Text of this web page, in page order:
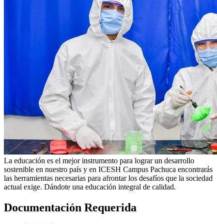
La educación es el mejor instrumento para lograr un desarrollo
sostenible en nuestro país y en ICESH Campus Pachuca encontrarás
las herramientas necesarias para afrontar los desafíos que la sociedad
actual exige. Dándote una educación integral de calidad.
Documentación Requerida